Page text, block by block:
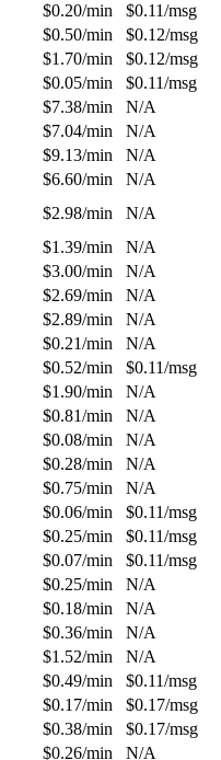
$0.20/min $0.11/msg
$0.50/min $0.12/msg
$1.70/min $0.12/msg
$0.05/min $0.11/msg
$7.38/min
N/A
$7.04/min
N/A
$9.13/min
N/A
$6.60/min
N/A
$2.98/min
N/A
$1.39/min
N/A
$3.00/min
N/A
$2.69/min
N/A
$2.89/min
N/A
$0.21/min
N/A
$0.52/min $0.11/msg
$1.90/min
N/A
$0.81/min
N/A
$0.08/min
N/A
$0.28/min
N/A
$0.75/min
N/A
$0.06/min $0.11/msg
$0.25/min $0.11/msg
$0.07/min $0.11/msg
$0.25/min
N/A
$0.18/min
N/A
$0.36/min
N/A
$1.52/min
N/A
$0.49/min $0.11/msg
$0.17/min $0.17/msg
$0.38/min $0.17/msg
$0.26/min
N/A